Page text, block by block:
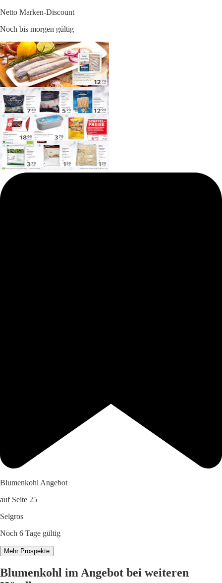
Netto Marken-Discount
Noch bis morgen gültig
Blumenkohl Angebot
auf Seite 25
Selgros
Noch 6 Tage gültig
Mehr Prospekte
Blumenkohl im Angebot bei weiteren